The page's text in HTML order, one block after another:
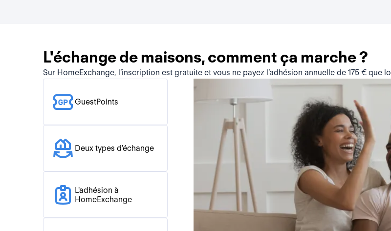
L'échange de maisons, comment ça marche ?
Sur HomeExchange, l’inscription est gratuite et vous ne payez l’adhésion annuelle de 175 € que
GuestPoints
Deux types d'échange
L'adhésion à
HomeExchange